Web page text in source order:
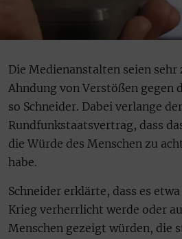
Die Medienanstalten seien
Ahndung von Verstößen gegen
so Schneider. Dabei verlange der
Rundfunkstaatsvertrag, dass
die Würde des Menschen zu
habe.
Schneider erklärte, dass es
Krieg verherrlicht werde oder
Menschen gezeigt würden, die